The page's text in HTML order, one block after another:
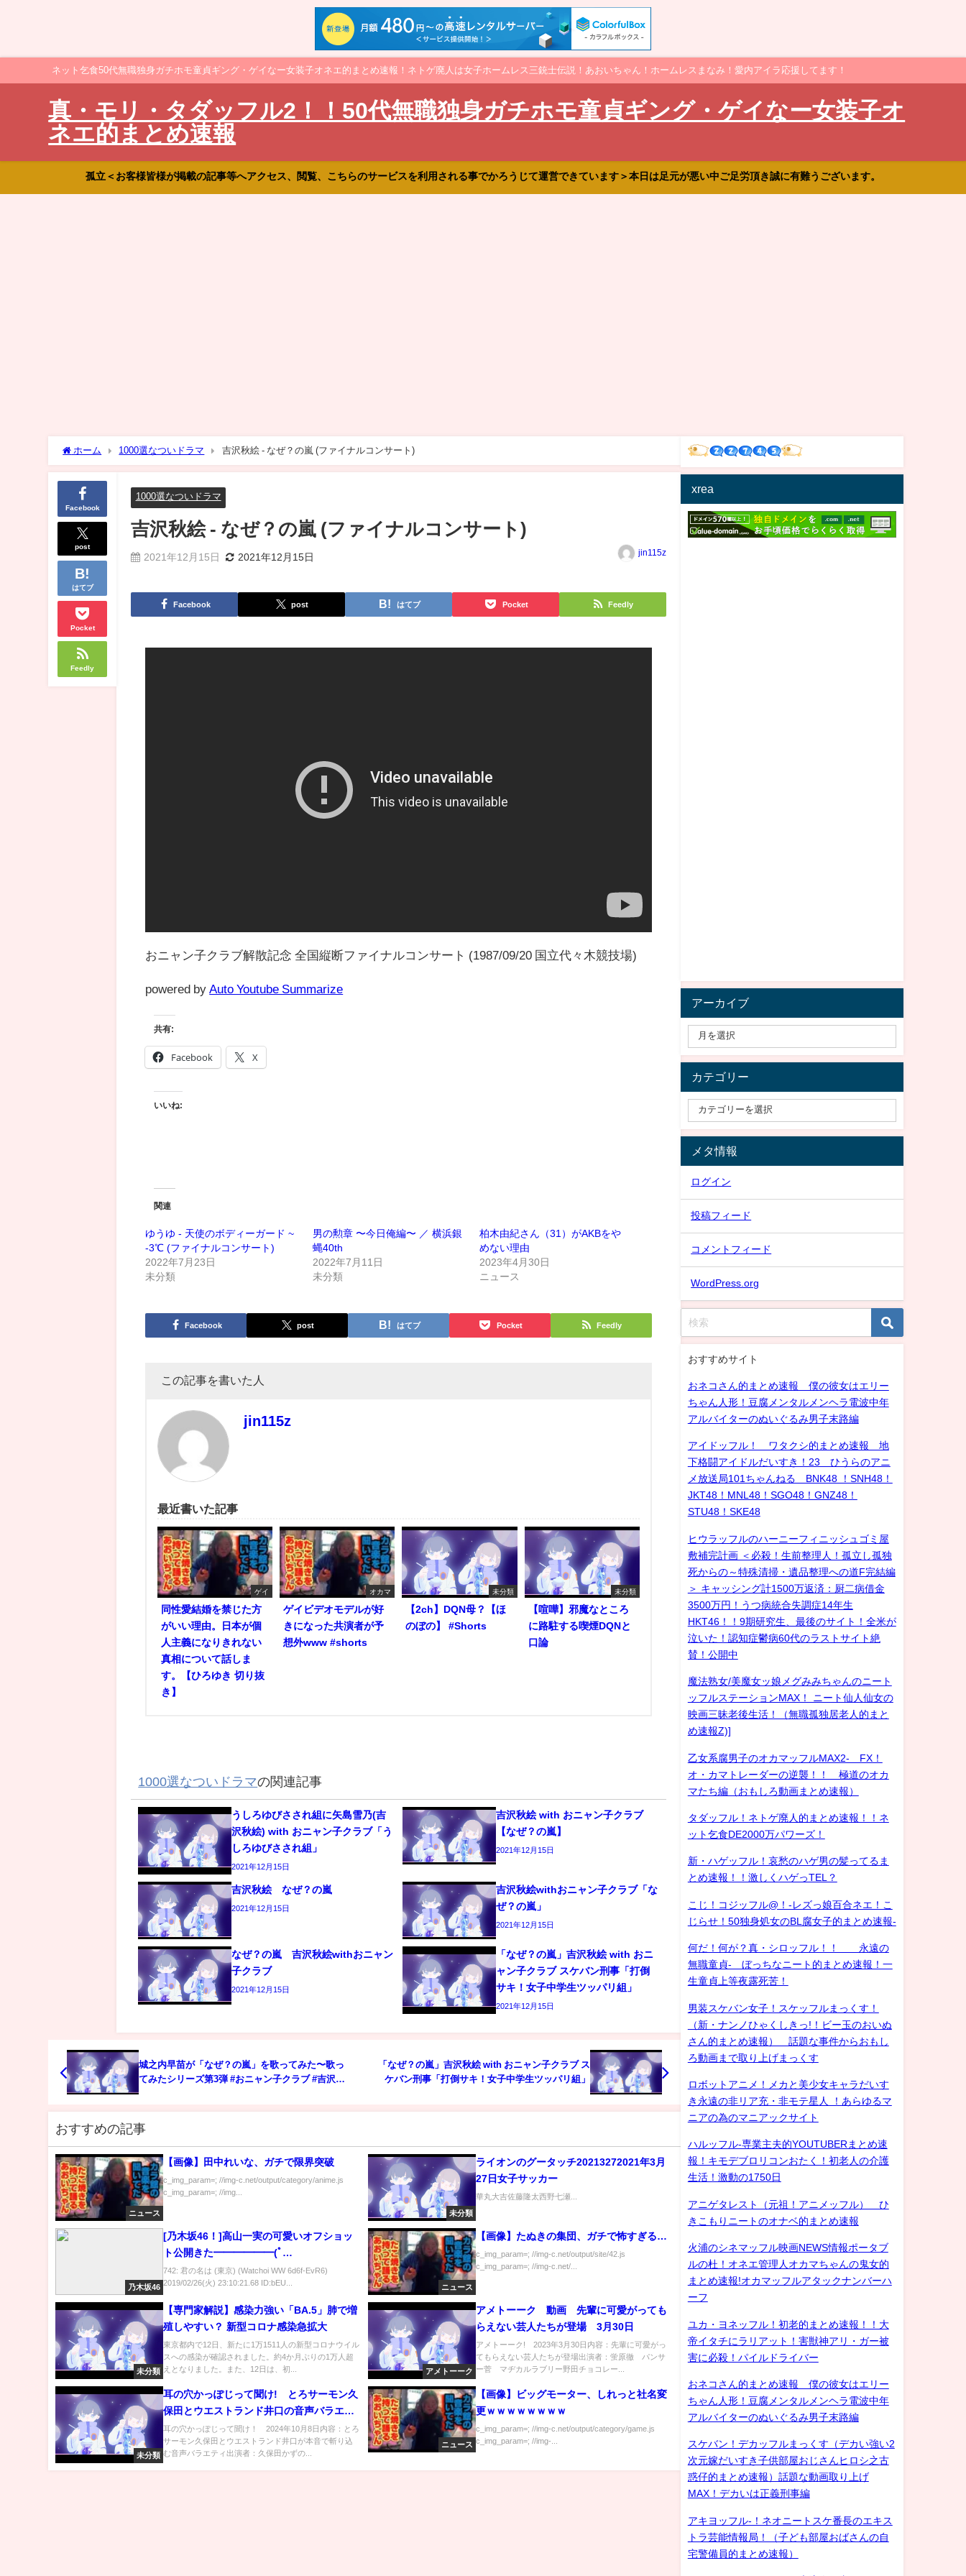
ネット乞食50代無職独身ガチホモ童貞ギング・ゲイなー女装子オネエ的まとめ速報！ネトゲ廃人は女子ホームレス三銃士伝説！あおいちゃん！ホームレスまなみ！愛内アイラ応援してます！
真・モリ・タダッフル2！！50代無職独身ガチホモ童貞ギング・ゲイなー女装子オ
ネエ的まとめ速報
孤立＜お客様皆様が掲載の記事等へアクセス、閲覧、こちらのサービスを利用される事でかろうじて運営できています＞本日は足元が悪い中ご足労頂き誠に有難うございます。
ホーム 1000選なついドラマ 吉沢秋絵 - なぜ？の嵐 (ファイナルコンサート)
Facebook
post
はてブ
Pocket
Feedly
1000選なついドラマ
吉沢秋絵 - なぜ？の嵐 (ファイナルコンサート)
2021年12月15日 2021年12月15日 jin115z
Facebook post はてブ Pocket Feedly
おニャン子クラブ解散記念 全国縦断ファイナルコンサート (1987/09/20 国立代々木競技場)
powered by Auto Youtube Summarize
共有:
Facebook X
いいね:
関連
ゆうゆ - 天使のボディーガード ~
‐3℃ (ファイナルコンサート)
2022年7月23日
未分類
男の勲章 〜今日俺編〜 ／ 横浜銀
蝿40th
2022年7月11日
未分類
柏木由紀さん（31）がAKBをや
めない理由
2023年4月30日
ニュース
Facebook post はてブ Pocket Feedly
この記事を書いた人
jin115z
最近書いた記事
ゲイ
同性愛結婚を禁じた方
がいい理由。日本が個
人主義になりきれない
真相について話しま
す。【ひろゆき 切り抜
き】
オカマ
ゲイビデオモデルが好
きになった共演者が予
想外www #shorts
未分類
【2ch】DQN母？【ほ
のぼの】 #Shorts
未分類
【喧嘩】邪魔なところ
に路駐する喫煙DQNと
口論
1000選なついドラマの関連記事
うしろゆびさされ組に矢島雪乃(吉
沢秋絵) with おニャン子クラブ「う
しろゆびさされ組」
2021年12月15日
吉沢秋絵 with おニャン子クラブ
【なぜ？の嵐】
2021年12月15日
吉沢秋絵 なぜ？の嵐
2021年12月15日
吉沢秋絵withおニャン子クラブ「な
ぜ？の嵐」
2021年12月15日
なぜ？の嵐 吉沢秋絵withおニャン
子クラブ
2021年12月15日
「なぜ？の嵐」吉沢秋絵 with おニ
ャン子クラブ スケバン刑事「打倒
サキ！女子中学生ツッパリ組」
2021年12月15日
城之内早苗が「なぜ？の嵐」を歌ってみた〜歌っ
てみたシリーズ第3弾 #おニャン子クラブ #吉沢秋
「なぜ？の嵐」吉沢秋絵 with おニャン子クラブ ス
ケバン刑事「打倒サキ！女子中学生ツッパリ組」
おすすめの記事
ニュース
【画像】田中れいな、ガチで限界突破
c_img_param=; //img-c.net/output/category/anime.js
c_img_param=; //img...
未分類
ライオンのグータッチ20213272021年3月
27日女子サッカー
華丸大吉佐藤隆太西野七瀬...
乃木坂46
[乃木坂46！]高山一実の可愛いオフショッ
ト公開きた━━━━━━(ﾟ
∀ﾟ)━━━━━━!!!!!
742: 君の名は (東京) (Watchoi WW 6d6f-EvR6)
2019/02/26(火) 23:10:21.68 ID:bEU...
ニュース
【画像】たぬきの集団、ガチで怖すぎる…
c_img_param=; //img-c.net/output/site/42.js
c_img_param=; //img-c.net/...
未分類
【専門家解説】感染力強い「BA.5」肺で増
殖しやすい？ 新型コロナ感染急拡大
東京都内で12日、新たに1万1511人の新型コロナウイル
スへの感染が確認されました。約4か月ぶりの1万人超
えとなりました。また、12日は、初...
アメトーーク
アメトーーク 動画 先輩に可愛がっても
らえない芸人たちが登場 3月30日
アメトーーク! 2023年3月30日内容：先輩に可愛がっ
てもらえない芸人たちが登場出演者：蛍原徹 パンサ
ー菅 マヂカルラブリー野田チョコレー...
未分類
耳の穴かっぽじって聞け! とろサーモン久
保田とウエストランド井口の音声バラエテ
ィ 10月8日
耳の穴かっぽじって聞け！ 2024年10月8日内容：とろ
サーモン久保田とウエストランド井口が本音で斬り込
む音声バラエティ出演者：久保田かずの...
ニュース
【画像】ビッグモーター、しれっと社名変
更ｗｗｗｗｗｗｗｗ
c_img_param=; //img-c.net/output/category/game.js
c_img_param=; //img-...
xrea
アーカイブ
カテゴリー
メタ情報
ログイン
投稿フィード
コメントフィード
WordPress.org
おすすめサイト
おネコさん的まとめ速報 僕の彼女はエリー
ちゃん人形！豆腐メンタルメンヘラ電波中年
アルバイターのぬいぐるみ男子末路編
アイドッフル！ ワタクシ的まとめ速報 地
下格闘アイドルだいすき！23 ひうらのアニ
メ放送局101ちゃんねる BNK48 ！SNH48！
JKT48！MNL48！SGO48！GNZ48！
STU48！SKE48
ヒウラッフルのハーニーフィニッシュゴミ屋
敷補完計画 ＜必殺！生前整理人！孤立し孤独
死からの～特殊清掃・遺品整理への道F完結編
＞ キャッシング計1500万返済：厨二病借金
3500万円！うつ病統合失調症14年生
HKT46！！9期研究生、最後のサイト！全米が
泣いた！認知症鬱病60代のラストサイト絶
賛！公開中
魔法熟女/美魔女ッ娘メグみみちゃんのニート
ッフルステーションMAX！ ニート仙人仙女の
映画三昧老後生活！（無職孤独居老人的まと
め速報Z)]
乙女系腐男子のオカマッフルMAX2- FX！
オ・カマトレーダーの逆襲！！ 極道のオカ
マたち編（おもしろ動画まとめ速報）
タダッフル！ネトゲ廃人的まとめ速報！！ネ
ット乞食DE2000万パワーズ！
新・ハゲッフル！哀愁のハゲ男の髪ってるま
とめ速報！！激しくハゲっTEL？
こじ！コジッフル@！-レズっ娘百合ネエ！こ
じらせ！50独身処女のBL腐女子的まとめ速報-
何だ！何が？真・シロッフル！！ 永遠の
無職童貞- ぼっちなニート的まとめ速報！一
生童貞上等夜露死苦！
男装スケバン女子！スケッフルまっくす！
（新・ナンノひゃくしきっ!！ビー玉のおいぬ
さん的まとめ速報） 話題な事件からおもし
ろ動画まで取り上げまっくす
ロボットアニメ！メカと美少女キャラだいす
き永遠の非リア充・非モテ星人 ！あらゆるマ
ニアの為のマニアックサイト
ハルッフル-専業主夫的YOUTUBERまとめ速
報！キモデブロリコンおたく！初老人の介護
生活！激動の1750日
アニゲタレスト（元祖！アニメッフル） ひ
きこもりニートのオナベ的まとめ速報
火浦のシネマッフル映画NEWS情報ポータブ
ルの杜！オネエ管理人オカマちゃんの鬼女的
まとめ速報!オカマッフルアタックナンバーハ
ーフ
ユカ・ヨネッフル！初老的まとめ速報！！大
帝イタチにラリアット！害獣神アリ・ガー被
害に必殺！パイルドライバー
おネコさん的まとめ速報 僕の彼女はエリー
ちゃん人形！豆腐メンタルメンヘラ電波中年
アルバイターのぬいぐるみ男子末路編
スケバン！デカッフルまっくす（デカい強い2
次元嫁だいすき子供部屋おじさんヒロシ之古
惑仔的まとめ速報）話題な動画取り上げ
MAX！デカいは正義刑事編
アキヨッフル-！ネオニートスケ番長のエキス
トラ芸能情報局！（子ども部屋おばさんの自
宅警備員的まとめ速報）